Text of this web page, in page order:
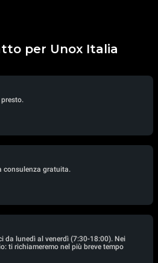
per Unox Italia
consulenza gratuita.
da lunedì al venerdì (7:30-18:00). Nei
ti richiameremo nel più breve tempo